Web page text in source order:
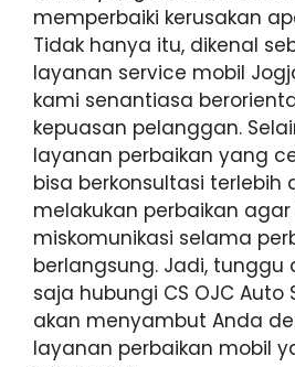
memperbaiki kerusakan
Tidak hanya itu, dikenal
layanan service mobil
kami senantiasa
kepuasan pelanggan.
layanan perbaikan yang
bisa berkonsultasi terlebih
melakukan perbaikan
miskomunikasi selama
berlangsung. Jadi, tunggu
saja hubungi CS OJC Auto
akan menyambut Anda
layanan perbaikan mobil